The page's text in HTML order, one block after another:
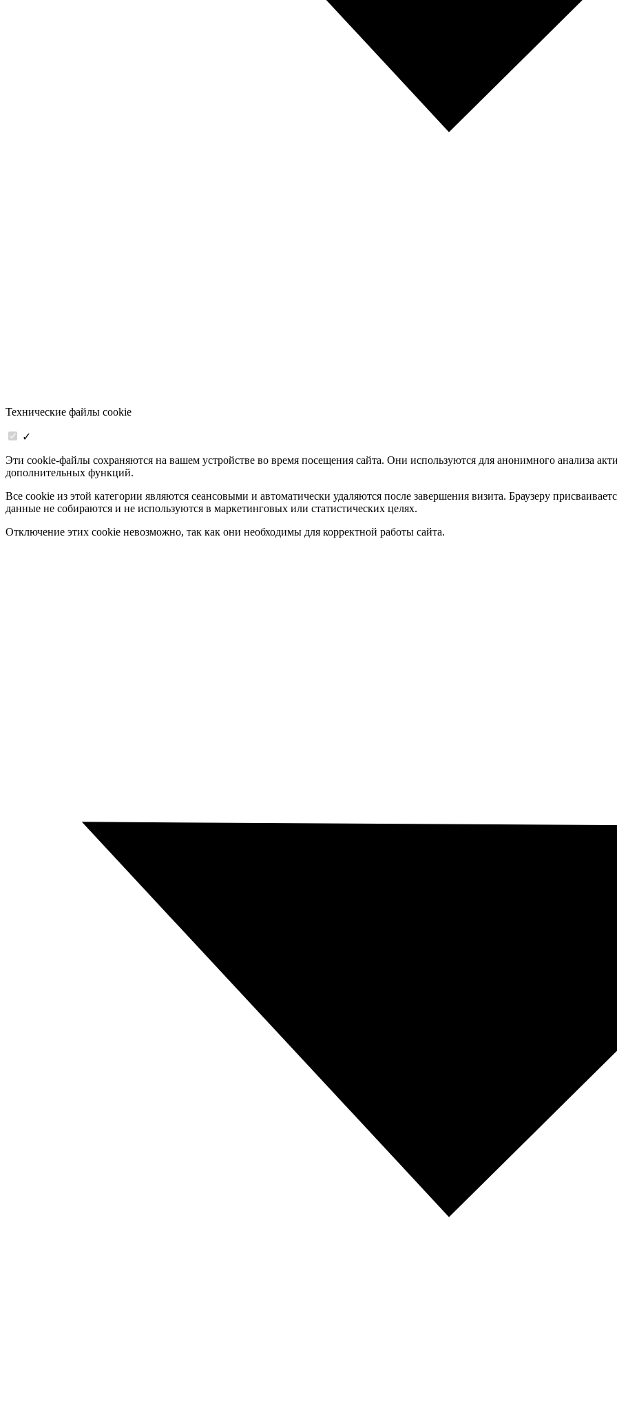
Технические файлы cookie
✓
Эти cookie-файлы сохраняются на вашем устройстве во время посещения сайта. Они используются для анонимного анализа
дополнительных функций.
Все cookie из этой категории являются сеансовыми и автоматически удаляются после завершения визита. Браузеру
данные не собираются и не используются в маркетинговых или статистических целях.
Отключение этих cookie невозможно, так как они необходимы для корректной работы сайта.